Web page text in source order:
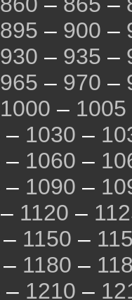
895 – 900 –
930 – 935 –
965 – 970 –
1000 – 1005
– 1030 –
– 1060 –
– 1090 –
– 1120 –
– 1150 –
– 1180 –
– 1210 –